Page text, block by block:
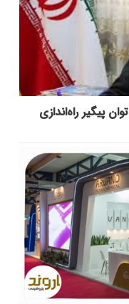
پیگیر راه‌اندازی